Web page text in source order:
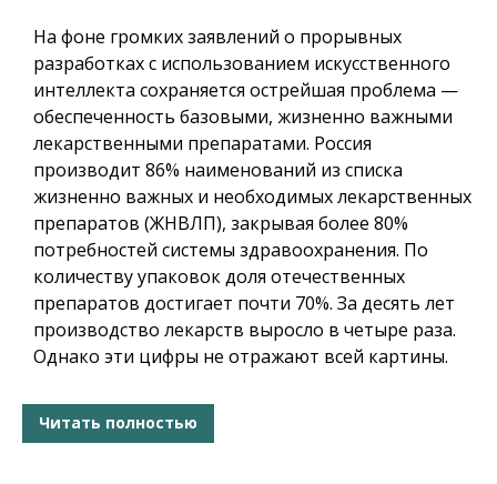
На фоне громких заявлений о прорывных
разработках с использованием искусственного
интеллекта сохраняется острейшая проблема —
обеспеченность базовыми, жизненно важными
лекарственными препаратами. Россия
производит 86% наименований из списка
жизненно важных и необходимых лекарственных
препаратов (ЖНВЛП), закрывая более 80%
потребностей системы здравоохранения. По
количеству упаковок доля отечественных
препаратов достигает почти 70%. За десять лет
производство лекарств выросло в четыре раза.
Однако эти цифры не отражают всей картины.
Читать полностью